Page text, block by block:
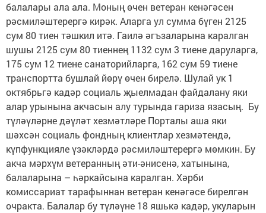
балалары ала ала. Моның өчен ветеран кенәгәсен
рәсмиләштерергә кирәк. Аларга ул сумма бүген 2125
сум 80 тиен тәшкил итә. Гаилә әгъзаларына каралган
шушы 2125 сум 80 тиеннең 1132 сум 3 тиене даруларга,
175 сум 12 тиене санаторийларга, 162 сум 59 тиене
транспортта бушлай йөрү өчен бирелә. Шулай ук 1
октябрьгә кадәр социаль җыелмадан файдалану яки
алар урынына акчасын алу турында гариза язасың. Бу
түләүләрне дәүләт хезмәтләре Порталы аша яки
шәхсән социаль фондның клиентлар хезмәтендә,
күпфункцияле үзәкләрдә рәсмиләштерергә мөмкин. Бу
акча мәрхүм ветеранның әти-әнисенә, хатынына,
балаларына – һәркайсына каралган. Хәрби
комиссариат тарафыннан ветеран кенәгәсе бирелгән
очракта. Балалар бу түләүне 18 яшькә кадәр, укуларын